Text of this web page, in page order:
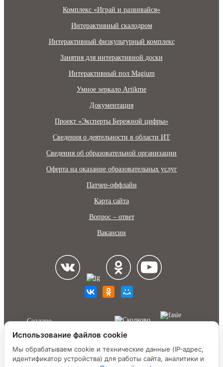
Комплекс «Играй и развивайся»
Интерактивный скалодром
Интерактивный физкультурный комплекс
Занятия для интерактивной доски
Интерактивный пол Magium
Умное зеркало Artikme
Документация
Проект «Эксперты Бережной цифры»
Сведения о деятельности в области ИТ
Сведения об образовательной организации
Оферта на оказание образовательных услуг
Патчер-оффлайн
Карта сайта
Вопрос – ответ
Вакансии
Создано
Деятельность осуществляется при грантовой поддержке Фонда «Сколково»
Использование файлов cookie
Мы обрабатываем cookie и технические данные (IP-адрес,
идентификатор устройства) для работы сайта, аналитики и